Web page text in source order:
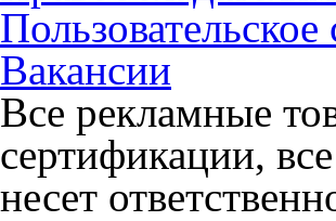
Вакансии
Все рекламные
сертификации,
несет